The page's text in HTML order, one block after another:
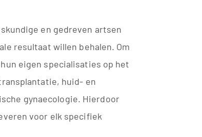
en gedreven artsen
resultaat willen behalen. Om
eigen specialisaties op het
huid- en
gynaecologie. Hierdoor
voor elk specifiek